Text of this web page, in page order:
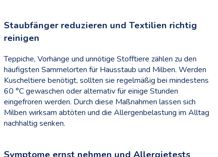
Staubfänger reduzieren und Textilien richtig
reinigen
Teppiche, Vorhänge und unnötige Stofftiere zählen zu den
häufigsten Sammelorten für Hausstaub und Milben. Werden
Kuscheltiere benötigt, sollten sie regelmäßig bei mindestens
60 °C gewaschen oder alternativ für einige Stunden
eingefroren werden. Durch diese Maßnahmen lassen sich
Milben wirksam abtöten und die Allergenbelastung im Alltag
nachhaltig senken.